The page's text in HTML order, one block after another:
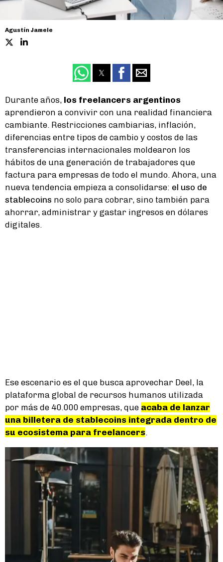
Agustín Jamele
Durante años, los freelancers argentinos
aprendieron a convivir con una realidad financiera
cambiante. Restricciones cambiarias, inflación,
diferencias entre tipos de cambio y costos de las
transferencias internacionales moldearon los
hábitos de una generación de trabajadores que
factura para empresas de todo el mundo. Ahora, una
nueva tendencia empieza a consolidarse: el uso de
stablecoins no solo para cobrar, sino también para
ahorrar, administrar y gastar ingresos en dólares
digitales.
Ese escenario es el que busca aprovechar Deel, la
plataforma global de recursos humanos utilizada
por más de 40.000 empresas, que acaba de lanzar
una billetera de stablecoins integrada dentro de
su ecosistema para freelancers